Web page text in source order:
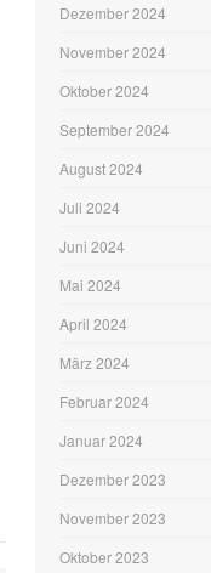
Dezember 2024
November 2024
Oktober 2024
September 2024
August 2024
Juli 2024
Juni 2024
Mai 2024
April 2024
März 2024
Februar 2024
Januar 2024
Dezember 2023
November 2023
Oktober 2023